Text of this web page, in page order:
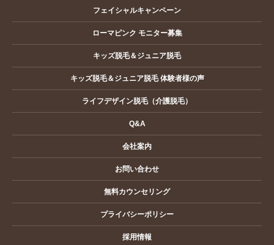
フェイシャルキャンペーン
ローマピンク モニター募集
キッズ脱毛＆ジュニア脱毛
キッズ脱毛＆ジュニア脱毛 体験者様の声
ライフデザイン脱毛（介護脱毛）
Q&A
会社案内
お問い合わせ
無料カウンセリング
プライバシーポリシー
採用情報